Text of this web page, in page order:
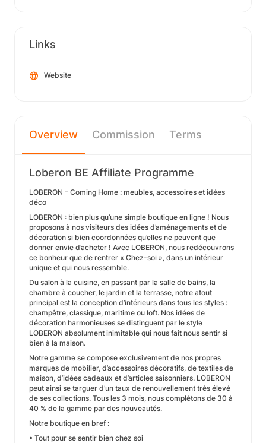
Links
Website
Overview Commission Terms
Loberon BE Affiliate Programme
LOBERON – Coming Home : meubles, accessoires et idées
déco
LOBERON : bien plus qu’une simple boutique en ligne ! Nous
proposons à nos visiteurs des idées d’aménagements et de
décoration si bien coordonnées qu’elles ne peuvent que
donner envie d’acheter ! Avec LOBERON, nous redécouvrons
ce bonheur que de rentrer « Chez-soi », dans un intérieur
unique et qui nous ressemble.
Du salon à la cuisine, en passant par la salle de bains, la
chambre à coucher, le jardin et la terrasse, notre atout
principal est la conception d’intérieurs dans tous les styles :
champêtre, classique, maritime ou loft. Nos idées de
décoration harmonieuses se distinguent par le style
LOBERON absolument inimitable qui nous fait nous sentir si
bien à la maison.
Notre gamme se compose exclusivement de nos propres
marques de mobilier, d’accessoires décoratifs, de textiles de
maison, d’idées cadeaux et d’articles saisonniers. LOBERON
peut ainsi se targuer d’un taux de renouvellement très élevé
de ses collections. Tous les 3 mois, nous complétons de 30 à
40 % de la gamme par des nouveautés.
Notre boutique en bref :
• Tout pour se sentir bien chez soi